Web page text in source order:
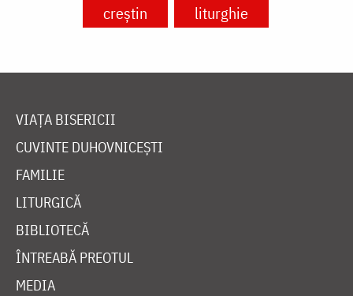
creștin
liturghie
VIAȚA BISERICII
CUVINTE DUHOVNICEȘTI
FAMILIE
LITURGICĂ
BIBLIOTECĂ
ÎNTREABĂ PREOTUL
MEDIA